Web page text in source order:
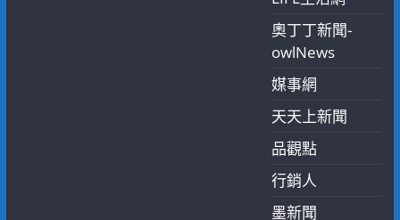
奧丁丁新聞-
owlNews
媒事網
天天上新聞
品觀點
行銷人
墨新聞